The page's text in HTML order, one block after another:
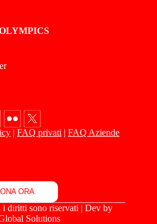
| FAQ privati | FAQ Aziende
ORA
diritti sono riservati | Dev by
Solutions